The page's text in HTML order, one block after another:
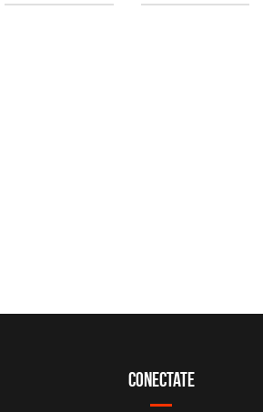
Conectate